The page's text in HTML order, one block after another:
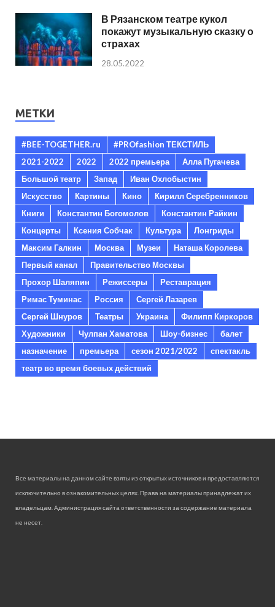
В Рязанском театре кукол
покажут музыкальную сказку о
страхах
28.05.2022
МЕТКИ
#BEE-TOGETHER.ru
#PROfashion ТЕКСТИЛЬ
2021-2022
2022 2022 премьера
Алла Пугачева
Большой театр
Запад
Иван Охлобыстин
Искусство
Картины Кино
Кирилл Серебренников
Книги
Константин Богомолов
Константин Райкин
Концерты
Ксения Собчак Культура
Лонгриды
Максим Галкин
Москва Музеи
Наташа Королева
Первый канал
Правительство Москвы
Прохор Шаляпин
Режиссеры
Реставрация
Римас Туминас
Россия
Сергей Лазарев
Сергей Шнуров
Театры Украина
Филипп Киркоров
Художники
Чулпан Хаматова Шоу-бизнес
балет
назначение
премьера сезон 2021/2022
спектакль
театр во время боевых действий
Все материалы на данном сайте взяты из открытых источников и предоставляются
исключительно в ознакомительных целях. Права на материалы принадлежат их
владельцам. Администрация сайта ответственности за содержание материала
не несет.